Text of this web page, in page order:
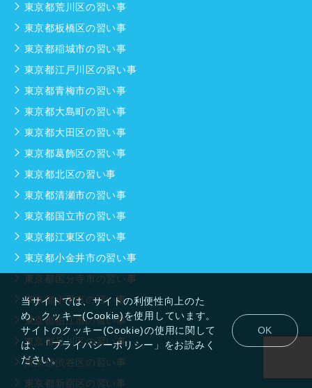
当サイトでは、サイトの利便性向上のた
め、クッキー(Cookie)を使用しています。
サイトのクッキー(Cookie)の使用に関して
は、「プライバシーポリシー」をお読みく
ださい。
OK
東京都荒川区の習い事
東京都板橋区の習い事
東京都稲城市の習い事
東京都江戸川区の習い事
東京都青梅市の習い事
東京都大島町の習い事
東京都大田区の習い事
東京都葛飾区の習い事
東京都北区の習い事
東京都清瀬市の習い事
東京都国立市の習い事
東京都江東区の習い事
東京都小金井市の習い事
東京都国分寺市の習い事
東京都小平市の習い事
東京都狛江市の習い事
東京都品川区の習い事
東京都渋谷区の習い事
東京都新宿区の習い事